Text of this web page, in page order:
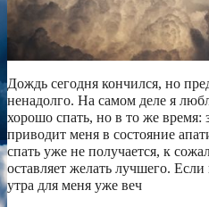
Дождь сегодня кончился, но
ненадолго. На самом деле я
хорошо спать, но в то же
приводит меня в состояние
спать уже не получается, к
оставляет желать лучшего.
утра для меня уже веч